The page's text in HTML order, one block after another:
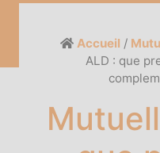
Accueil /
ALD : que